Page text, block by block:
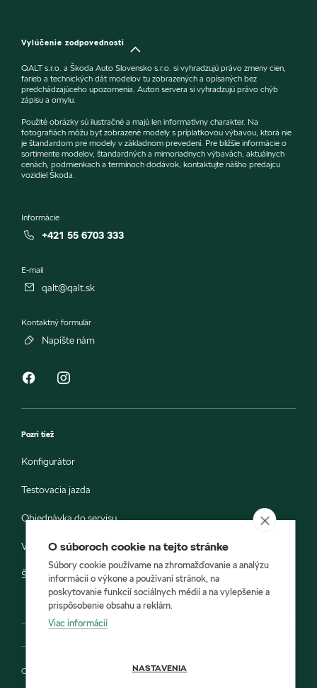
Vylúčenie zodpovednosti
QALT s.r.o. a Škoda Auto Slovensko s.r.o. si vyhradzujú právo zmeny cien,
farieb a technických dát modelov tu zobrazených a opísaných bez
predchádzajúceho upozornenia. Autori servera si vyhradzujú právo chýb
zápisu a omylu.
Použité obrázky sú ilustračné a majú len informatívny charakter. Na
fotografiách môžu byť zobrazené modely s príplatkovou výbavou, ktorá nie
je štandardom pre modely v základnom prevedení. Pre bližšie informácie o
sortimente modelov, štandardných a mimoriadnych výbavách, aktuálnych
cenách, podmienkach a termínoch dodávok, kontaktujte nášho predajcu
vozidiel Škoda.
Informácie
+421 55 6703 333
E-mail
qalt@qalt.sk
Kontaktný formulár
Napíšte nám
Pozri tiež
Konfigurátor
Testovacia jazda
Objednávka do servisu
Vozidlá ihneď k odberu
Škoda E-shop
Ochrana osobných údajov
O súboroch cookie na tejto stránke
Súbory cookie používame na zhromažďovanie a analýzu
informácií o výkone a používaní stránok, na
poskytovanie funkcií sociálnych médií a na vylepšenie a
prispôsobenie obsahu a reklám.
Viac informácií
NASTAVENIA